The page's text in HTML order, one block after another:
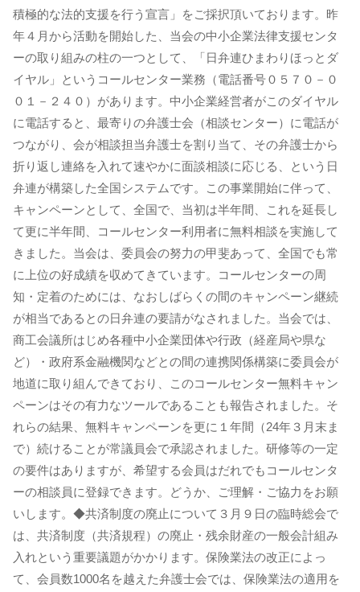
積極的な法的支援を行う宣言」をご採択頂いております。昨
年４月から活動を開始した、当会の中小企業法律支援センタ
ーの取り組みの柱の一つとして、「日弁連ひまわりほっとダ
イヤル」というコールセンター業務（電話番号０５７０－０
０１－２４０）があります。中小企業経営者がこのダイヤル
に電話すると、最寄りの弁護士会（相談センター）に電話が
つながり、会が相談担当弁護士を割り当て、その弁護士から
折り返し連絡を入れて速やかに面談相談に応じる、という日
弁連が構築した全国システムです。この事業開始に伴って、
キャンペーンとして、全国で、当初は半年間、これを延長し
て更に半年間、コールセンター利用者に無料相談を実施して
きました。当会は、委員会の努力の甲斐あって、全国でも常
に上位の好成績を収めてきています。コールセンターの周
知・定着のためには、なおしばらくの間のキャンペーン継続
が相当であるとの日弁連の要請がなされました。当会では、
商工会議所はじめ各種中小企業団体や行政（経産局や県な
ど）・政府系金融機関などとの間の連携関係構築に委員会が
地道に取り組んできており、このコールセンター無料キャン
ペーンはその有力なツールであることも報告されました。そ
れらの結果、無料キャンペーンを更に１年間（24年３月末ま
で）続けることが常議員会で承認されました。研修等の一定
の要件はありますが、希望する会員はだれでもコールセンタ
ーの相談員に登録できます。どうか、ご理解・ご協力をお願
いします。◆共済制度の廃止について３月９日の臨時総会で
は、共済制度（共済規程）の廃止・残余財産の一般会計組み
入れという重要議題がかかります。保険業法の改正によっ
て、会員数1000名を越えた弁護士会では、保険業法の適用を